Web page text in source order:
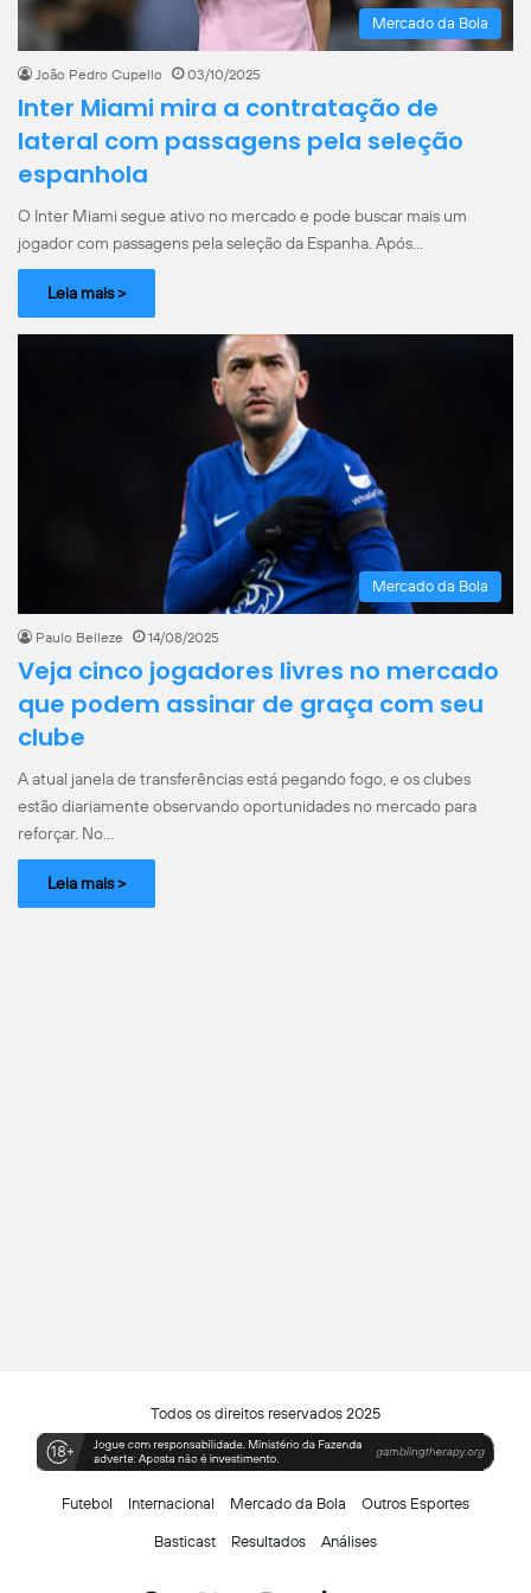
Mercado da Bola
João Pedro Cupello 03/10/2025
Inter Miami mira a contratação de
lateral com passagens pela seleção
espanhola
O Inter Miami segue ativo no mercado e pode buscar mais um
jogador com passagens pela seleção da Espanha. Após…
Leia mais >
Mercado da Bola
Paulo Belleze 14/08/2025
Veja cinco jogadores livres no mercado
que podem assinar de graça com seu
clube
A atual janela de transferências está pegando fogo, e os clubes
estão diariamente observando oportunidades no mercado para
reforçar. No…
Leia mais >
Todos os direitos reservados 2025
Futebol Internacional Mercado da Bola Outros Esportes
Basticast Resultados Análises